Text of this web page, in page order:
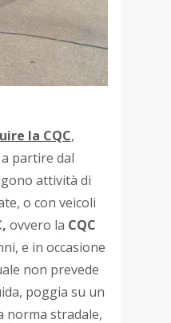
la CQC,
partire dal
attività di
o con veicoli
ovvero la CQC
e in occasione
non prevede
poggia su un
norma stradale,